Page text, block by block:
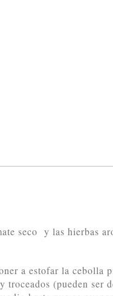
seco y las hierbas
a estofar la cebolla
troceados (pueden ser